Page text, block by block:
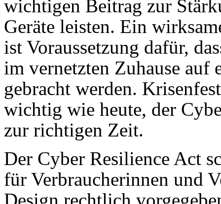
wichtigen Beitrag zur
Geräte leisten. Ein
ist Voraussetzung dafür,
im vernetzten Zuhause auf
gebracht werden.
wichtig wie heute, der
zur richtigen Zeit.
Der Cyber Resilience Act
für Verbraucherinnen und
Design rechtlich